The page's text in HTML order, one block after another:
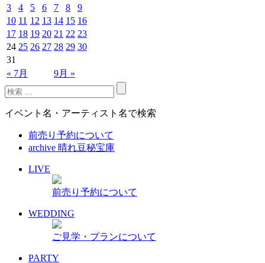
« 7月 9月 »
3
4 5 6 7 8
9
10 11 12 13 14 15 16
17 18 19 20 21 22 23
24 25 26 27 28 29 30
31
イベント名・アーティスト名で検索
前売り予約について
archive 晴れ豆秘宝庫
LIVE
前売り予約について
WEDDING
ご見学・プランについて
PARTY